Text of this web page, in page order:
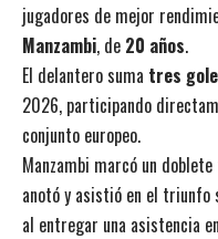
jugadores de mejor
Manzambi, de 20 años.
El delantero suma tres
2026, participando
conjunto europeo.
Manzambi marcó un
anotó y asistió en el triunfo
al entregar una asistencia